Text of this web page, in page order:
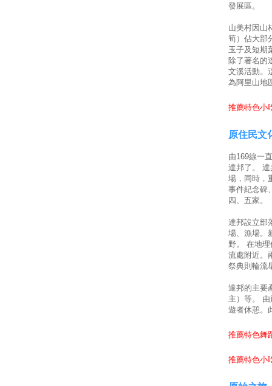
發展區。
山美村因山
筍）佔大部
玉子及短期
除了著名的
文溪活動。
為阿里山地
推薦特色小
原住民文
由169線一
達邦了。
場，同時，
事件紀念碑
四、五家。
達邦設立部
場、漁場。
野。 在地
流處附近。
祭典則輪流
達邦的主要
主）等。
遊者休憩。
推薦特色舞
推薦特色小